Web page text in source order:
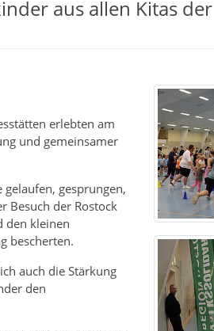
aus allen Kitas
erlebten am
und gemeinsamer
gesprungen,
Besuch der Rostock
den kleinen
bescherten.
auch die Stärkung
den